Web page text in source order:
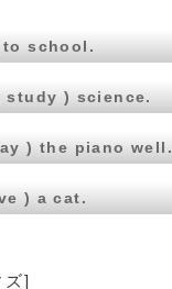
to school.
study ) science.
) the piano well.
) a cat.
ズ]